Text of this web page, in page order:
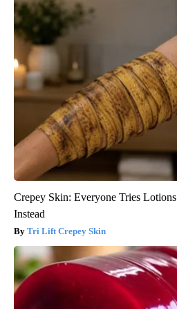
Crepey Skin: Everyone Tries
Instead
Tri Lift Crepey Skin